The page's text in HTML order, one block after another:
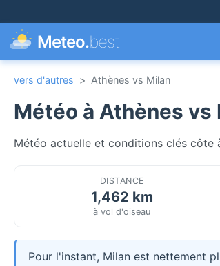
Meteo.best
vers d'autres > Athènes vs Milan
Météo à Athènes vs
Météo actuelle et conditions clés côte
DISTANCE
1,462 km
à vol d'oiseau
Pour l'instant, Milan est nettement